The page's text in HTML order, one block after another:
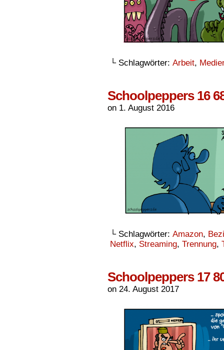
└ Schlagwörter: Arbeit,
Schoolpeppers 16
on 1. August 2016
└ Schlagwörter: Amazon,
Netflix, Streaming, Trennung,
Schoolpeppers 17
on 24. August 2017